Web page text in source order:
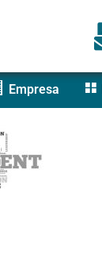
Empresa